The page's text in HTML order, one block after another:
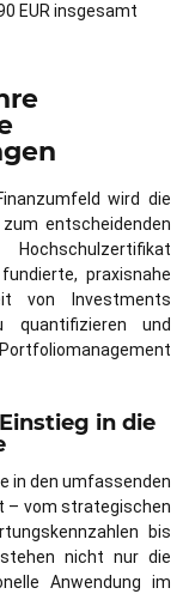
EUR insgesamt
wird die
entscheidenden
praxisnahe
von Investments
quantifizieren und
in die
in den umfassenden
– vom strategischen
bis
nicht nur die
Anwendung im